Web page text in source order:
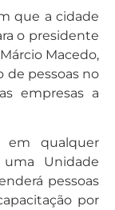
que a cidade
o presidente
Macedo,
de pessoas no
empresas a
em qualquer
Unidade
pessoas
por